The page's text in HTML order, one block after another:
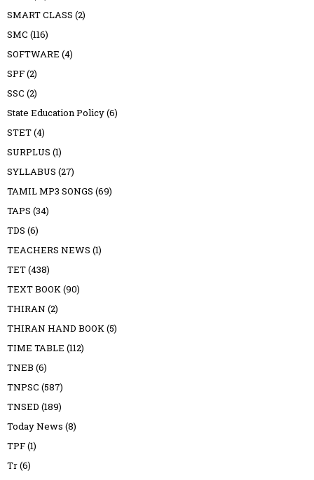
SMART CLASS (2)
SMC (116)
SOFTWARE (4)
SPF(2)
SSC (2)
State Education Policy(6)
STET(4)
SURPLUS (1)
SYLLABUS (27)
TAMIL MP3 SONGS (69)
TAPS (34)
TDS (6)
TEACHERS NEWS (1)
TET(438)
TEXT BOOK(90)
THIRAN (2)
THIRAN HAND BOOK(5)
TIME TABLE (112)
TNEB (6)
TNPSC (587)
TNSED (189)
Today News (8)
TPF(1)
Tr(6)